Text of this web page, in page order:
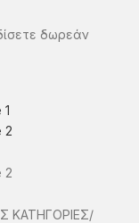
δωρεάν
ΚΑΤΗΓΟΡΙΕΣ